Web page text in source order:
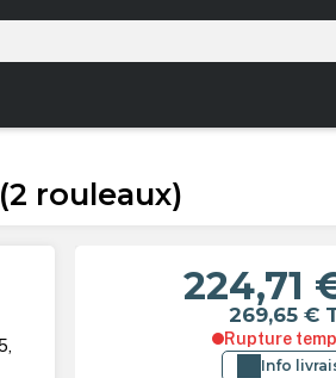
rouleaux)
224,71
269,65 €
Rupture
Info